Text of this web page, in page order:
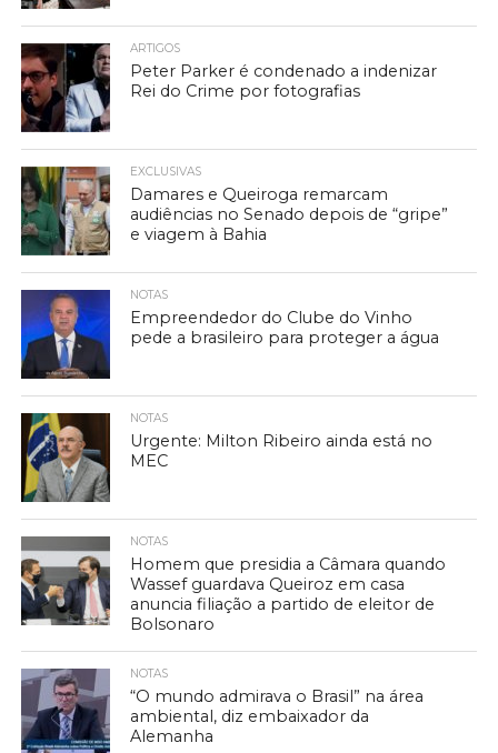
ARTIGOS
Peter Parker é condenado a indenizar
Rei do Crime por fotografias
EXCLUSIVAS
Damares e Queiroga remarcam
audiências no Senado depois de “gripe”
e viagem à Bahia
NOTAS
Empreendedor do Clube do Vinho
pede a brasileiro para proteger a água
NOTAS
Urgente: Milton Ribeiro ainda está no
MEC
NOTAS
Homem que presidia a Câmara quando
Wassef guardava Queiroz em casa
anuncia filiação a partido de eleitor de
Bolsonaro
NOTAS
“O mundo admirava o Brasil” na área
ambiental, diz embaixador da
Alemanha